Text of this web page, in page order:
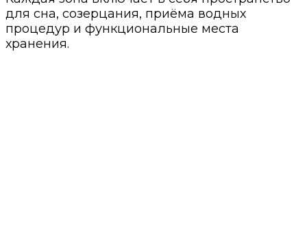
для сна, созерцания, приёма водных
процедур и функциональные места
хранения.